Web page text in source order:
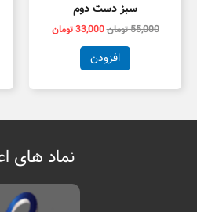
سبز دست دوم
55,000تومان33,000تومان
افزودن
نماد های